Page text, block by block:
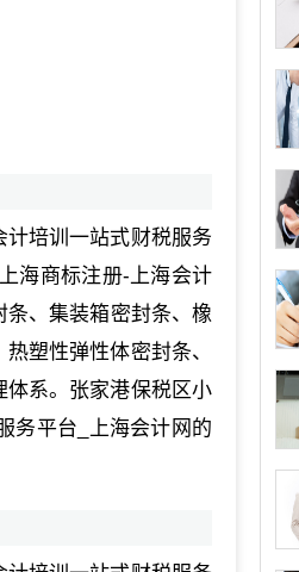
培训一站式财税服务
海商标注册-上海会计
、集装箱密封条、橡
塑性弹性体密封条、
系。张家港保税区小
务平台_上海会计网的